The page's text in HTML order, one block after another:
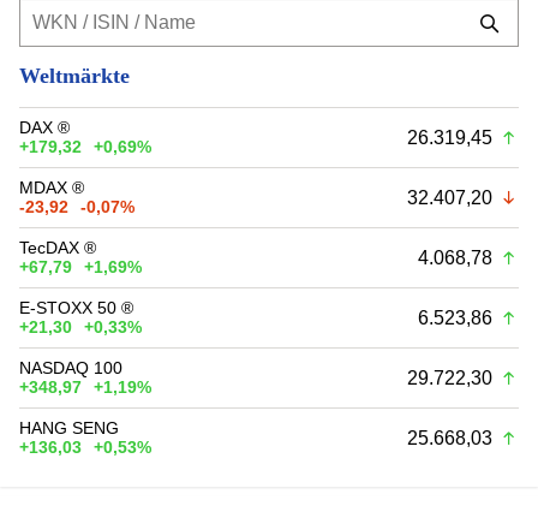
Weltmärkte
DAX ®
+179,32
+0,69% 26.319,45
MDAX ®
-23,92
-0,07% 32.407,20
TecDAX ®
+67,79
+1,69% 4.068,78
E-STOXX 50 ®
+21,30
+0,33% 6.523,86
NASDAQ 100
+348,97
+1,19% 29.722,30
HANG SENG
+136,03
+0,53% 25.668,03